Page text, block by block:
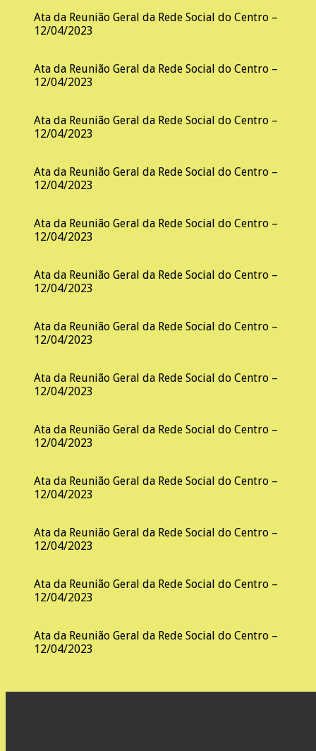
Ata da Reunião Geral da Rede Social do Centro –
12/04/2023
Ata da Reunião Geral da Rede Social do Centro –
12/04/2023
Ata da Reunião Geral da Rede Social do Centro –
12/04/2023
Ata da Reunião Geral da Rede Social do Centro –
12/04/2023
Ata da Reunião Geral da Rede Social do Centro –
12/04/2023
Ata da Reunião Geral da Rede Social do Centro –
12/04/2023
Ata da Reunião Geral da Rede Social do Centro –
12/04/2023
Ata da Reunião Geral da Rede Social do Centro –
12/04/2023
Ata da Reunião Geral da Rede Social do Centro –
12/04/2023
Ata da Reunião Geral da Rede Social do Centro –
12/04/2023
Ata da Reunião Geral da Rede Social do Centro –
12/04/2023
Ata da Reunião Geral da Rede Social do Centro –
12/04/2023
Ata da Reunião Geral da Rede Social do Centro –
12/04/2023